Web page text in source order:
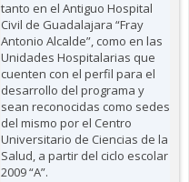
tanto en el Antiguo Hospital
Civil de Guadalajara “Fray
Antonio Alcalde”, como en las
Unidades Hospitalarias que
cuenten con el perfil para el
desarrollo del programa y
sean reconocidas como sedes
del mismo por el Centro
Universitario de Ciencias de la
Salud, a partir del ciclo escolar
2009 “A”.